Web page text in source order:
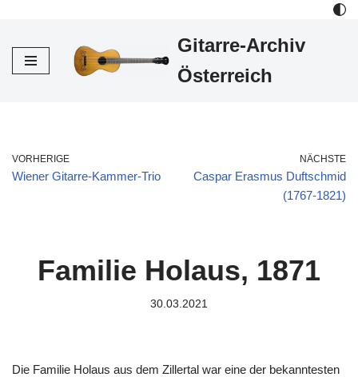
Inhalt
Gitarre-Archiv
Österreich
VORHERIGE
Wiener Gitarre-Kammer-Trio
NÄCHSTE
Caspar Erasmus Duftschmid
(1767-1821)
Familie Holaus, 1871
30.03.2021
Die Familie Holaus aus dem Zillertal war eine der bekanntesten